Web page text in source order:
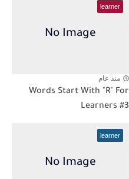
learner
منذ عام
Words Start With "R" For
Learners #3
learner